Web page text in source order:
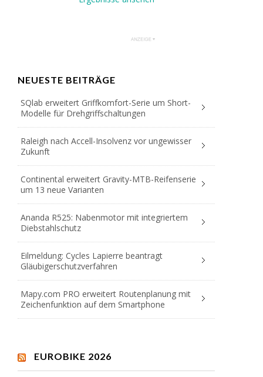
NEUESTE BEITRÄGE
SQlab erweitert Griffkomfort-Serie um Short-
Modelle für Drehgriffschaltungen
Raleigh nach Accell-Insolvenz vor ungewisser
Zukunft
Continental erweitert Gravity-MTB-Reifenserie
um 13 neue Varianten
Ananda R525: Nabenmotor mit integriertem
Diebstahlschutz
Eilmeldung: Cycles Lapierre beantragt
Gläubigerschutzverfahren
Mapy.com PRO erweitert Routenplanung mit
Zeichenfunktion auf dem Smartphone
EUROBIKE 2026